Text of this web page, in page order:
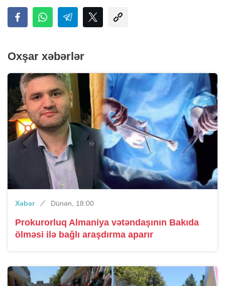
Oxşar xəbərlər
Xəbər Dünən, 18:00
Prokurorluq Almaniya vətəndaşının Bakıda
ölməsi ilə bağlı araşdırma aparır